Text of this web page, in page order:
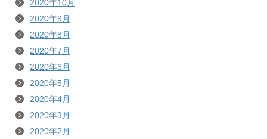
2020年10月
2020年9月
2020年8月
2020年7月
2020年6月
2020年5月
2020年4月
2020年3月
2020年2月